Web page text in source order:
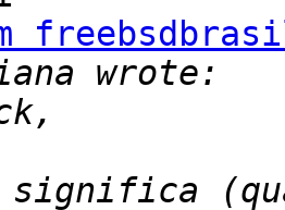
significa